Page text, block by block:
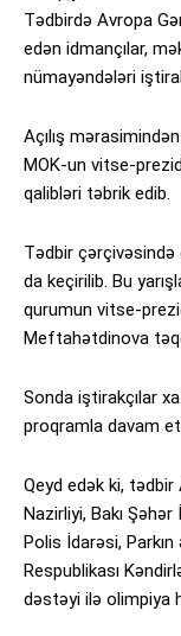
Tədbirdə Avropa
edən idmançılar,
nümayəndələri
Açılış
MOK-un vitse-
qalibləri təbrik edib.
Tədbir çərçivəsində
da keçirilib. Bu
qurumun vitse-
Meftahətdinova
Sonda iştirakçılar
proqramla davam
Qeyd edək ki, tədbir
Nazirliyi, Bakı
Polis İdarəsi,
Respublikası
dəstəyi ilə olimpiya